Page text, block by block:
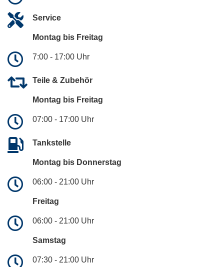
Service
Montag bis Freitag
7:00 - 17:00 Uhr
Teile & Zubehör
Montag bis Freitag
07:00 - 17:00 Uhr
Tankstelle
Montag bis Donnerstag
06:00 - 21:00 Uhr
Freitag
06:00 - 21:00 Uhr
Samstag
07:30 - 21:00 Uhr